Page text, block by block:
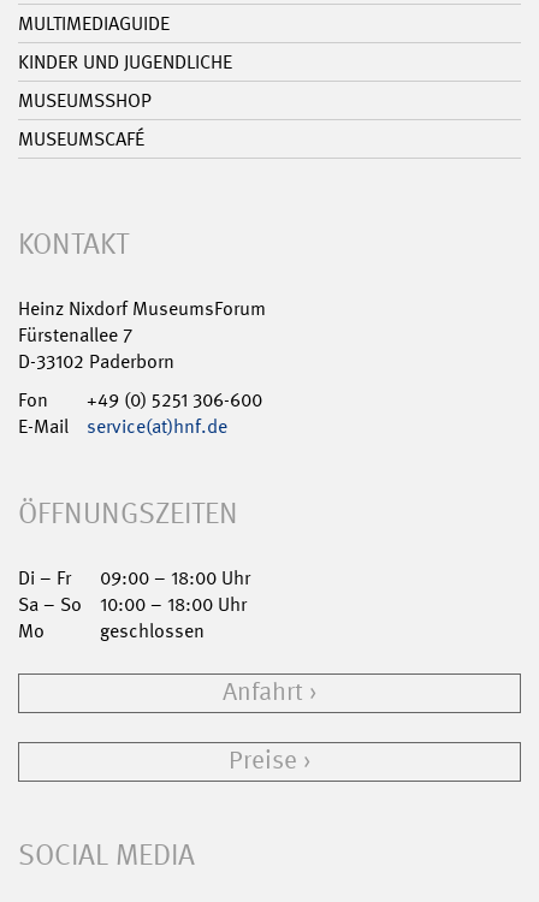
MULTIMEDIAGUIDE
KINDER UND JUGENDLICHE
MUSEUMSSHOP
MUSEUMSCAFÉ
KONTAKT
Heinz Nixdorf MuseumsForum
Fürstenallee 7
D-33102 Paderborn
Fon
+49 (0) 5251 306-600
E-Mail
service(at)hnf.de
ÖFFNUNGSZEITEN
Di – Fr
09:00 – 18:00 Uhr
Sa – So
10:00 – 18:00 Uhr
Mo
geschlossen
Anfahrt
Preise
SOCIAL MEDIA